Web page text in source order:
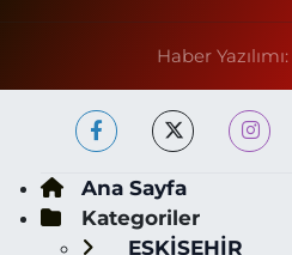
Haber Yazılımı:
Ana Sayfa
Kategoriler
ESKİŞEHİR